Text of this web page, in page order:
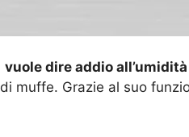
vuole dire addio all’umidità
muffe. Grazie al suo